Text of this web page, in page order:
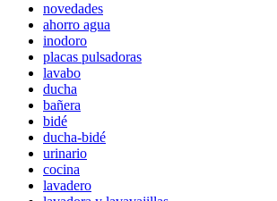
novedades
ahorro agua
inodoro
placas pulsadoras
lavabo
ducha
bañera
bidé
ducha-bidé
urinario
cocina
lavadero